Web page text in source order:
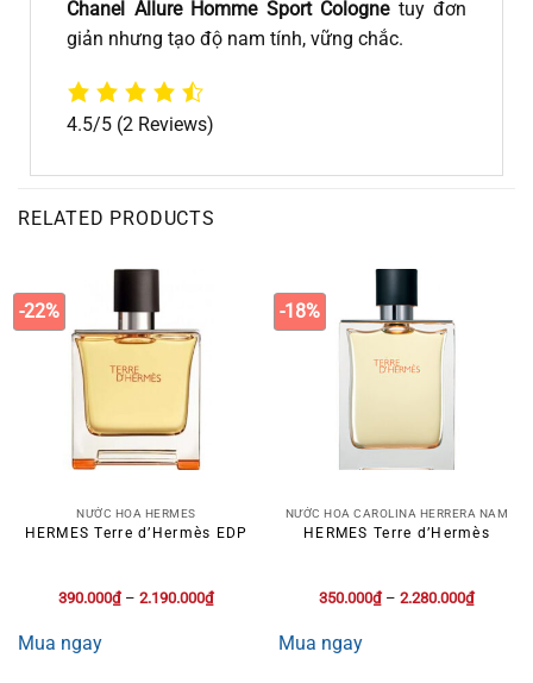
Chanel Allure Homme Sport Colognetuy đơn
giản nhưng tạo độ nam tính, vững chắc.
4.5/5 (2 Reviews)
RELATED PRODUCTS
-22%
NƯỚC HOA HERMES
HERMES Terre d’Hermès EDP
390.000₫– 2.190.000₫
Mua ngay
-18%
NƯỚC HOA CAROLINA HERRERA NAM
HERMES Terre d’Hermès
350.000₫– 2.280.000₫
Mua ngay